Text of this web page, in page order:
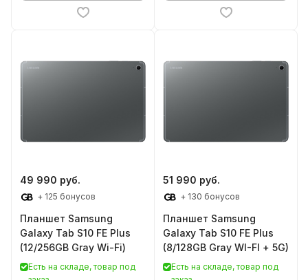
49 990 руб.
+ 125 бонусов
Планшет Samsung
Galaxy Tab S10 FE Plus
(12/256GB Gray Wi-Fi)
Есть на складе, товар под
51 990 руб.
+ 130 бонусов
Планшет Samsung
Galaxy Tab S10 FE Plus
(8/128GB Gray WI-FI + 5G)
Есть на складе, товар под